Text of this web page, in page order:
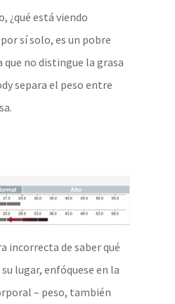
¿qué está viendo
sí solo, es un pobre
que no distingue la grasa
separa el peso entre
incorrecta de saber qué
lugar, enfóquese en la
– peso, también